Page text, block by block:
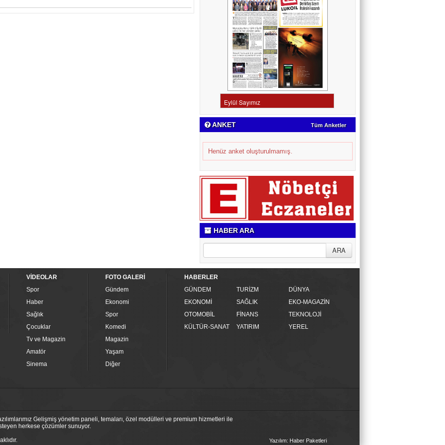
ANKET Tüm Anketler
Henüz anket oluşturulmamış.
HABER ARA
VİDEOLAR
Spor
Haber
Sağlık
Çocuklar
Tv ve Magazin
Amatör
Sinema
FOTO GALERİ
Gündem
Ekonomi
Spor
Komedi
Magazin
Yaşam
Diğer
HABERLER
GÜNDEM
TURİZM
DÜNYA
EKONOMİ
SAĞLIK
EKO-MAGAZİN
OTOMOBİL
FİNANS
TEKNOLOJİ
KÜLTÜR-SANAT
YATIRIM YEREL
Gelişmiş yönetim paneli, temaları, özel modülleri ve premium hizmetleri ile
herkese çözümler sunuyor.
Yazılım: Haber Paketleri